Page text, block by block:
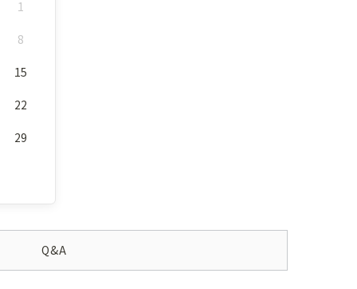
1
8
15
22
29
Q&A